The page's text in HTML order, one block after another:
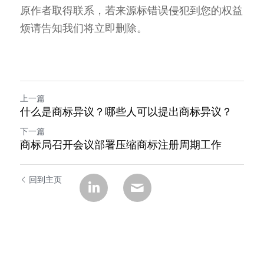
原作者取得联系，若来源标错误侵犯到您的权益
烦请告知我们将立即删除。
上一篇
什么是商标异议？哪些人可以提出商标异议？
下一篇
商标局召开会议部署压缩商标注册周期工作
回到主页